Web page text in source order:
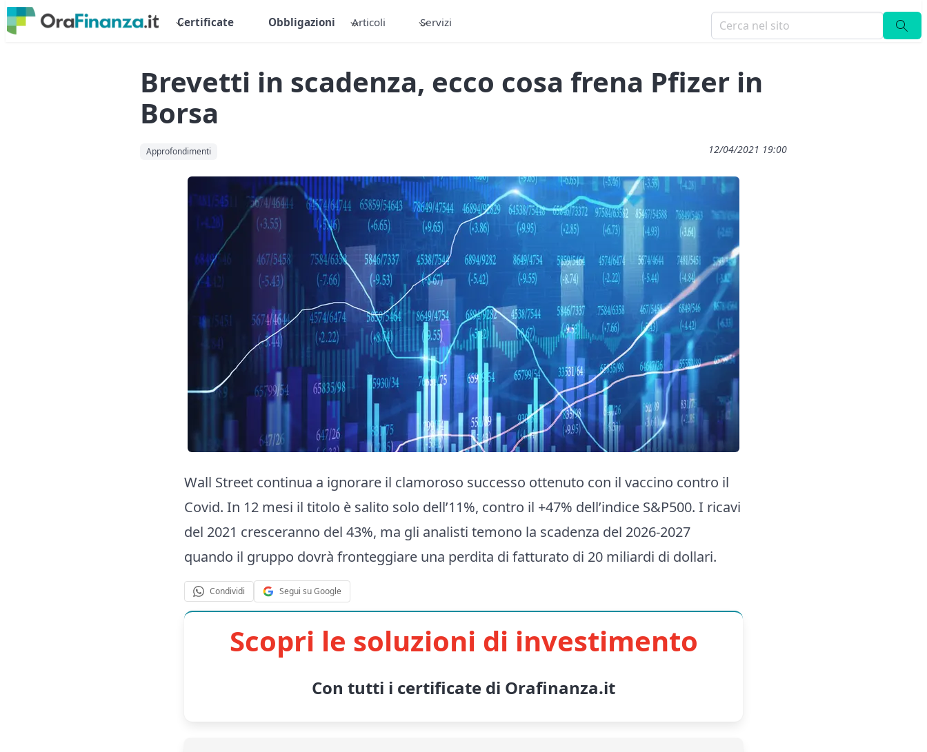
Certificate Obbligazioni Articoli Servizi
Brevetti in scadenza, ecco cosa frena Pfizer in
Borsa
Approfondimenti 12/04/2021 19:00
Wall Street continua a ignorare il clamoroso successo ottenuto con il vaccino contro il
Covid. In 12 mesi il titolo è salito solo dell’11%, contro il +47% dell’indice S&P500. I ricavi
del 2021 cresceranno del 43%, ma gli analisti temono la scadenza del 2026-2027
quando il gruppo dovrà fronteggiare una perdita di fatturato di 20 miliardi di dollari.
Condividi Segui su Google
Scopri le soluzioni di investimento
Con tutti i certificate di Orafinanza.it